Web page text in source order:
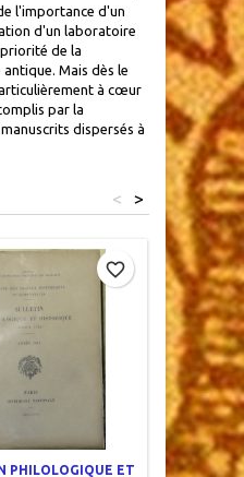
l'importance d'un
d'un laboratoire
de la
Mais dès le
à cœur
par la
dispersés à
>
<
PHILOLOGIQUE ET
favorite_border